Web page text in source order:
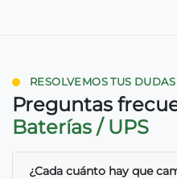
RESOLVEMOS TUS DUDAS
Preguntas
Baterías / UPS
¿Cada cuánto hay que